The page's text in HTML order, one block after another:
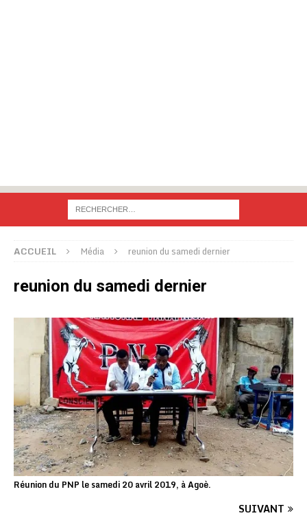
ACCUEIL Média reunion du samedi dernier
reunion du samedi dernier
Réunion du PNP le samedi 20 avril 2019, à Agoè.
SUIVANT